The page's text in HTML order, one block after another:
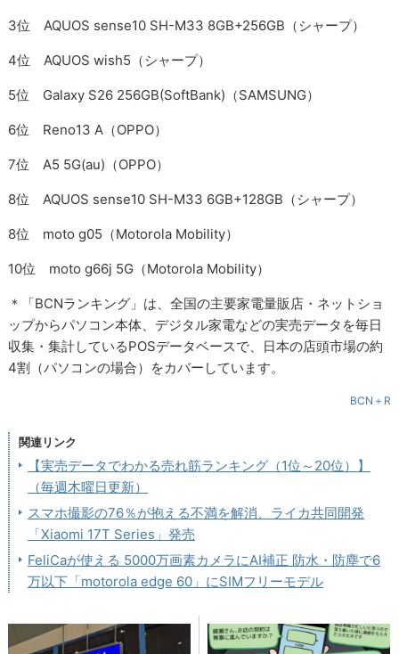
3位 AQUOS sense10 SH-M33 8GB+256GB（シャープ）
4位 AQUOS wish5（シャープ）
5位 Galaxy S26 256GB(SoftBank)（SAMSUNG）
6位 Reno13 A（OPPO）
7位 A5 5G(au)（OPPO）
8位 AQUOS sense10 SH-M33 6GB+128GB（シャープ）
8位 moto g05（Motorola Mobility）
10位 moto g66j 5G（Motorola Mobility）
＊「BCNランキング」は、全国の主要家電量販店・ネットショ
ップからパソコン本体、デジタル家電などの実売データを毎日
収集・集計しているPOSデータベースで、日本の店頭市場の約
4割（パソコンの場合）をカバーしています。
BCN＋R
関連リンク
【実売データでわかる売れ筋ランキング（1位～20位）】
（毎週木曜日更新）
スマホ撮影の76％が抱える不満を解消、ライカ共同開発
「Xiaomi 17T Series」発売
FeliCaが使える 5000万画素カメラにAI補正 防水・防塵で6
万以下「motorola edge 60」にSIMフリーモデル